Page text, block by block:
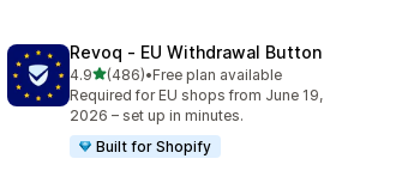
Revoq ‑ EU Withdrawal Button
4.95つ星中
(486)
合計レビュー数：486件
•Free plan available
Required for EU shops from June 19,
2026 – set up in minutes.
Built for Shopify